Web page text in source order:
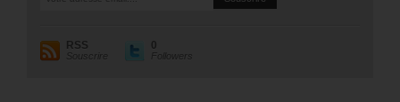
RSS
Souscrire
0
Followers